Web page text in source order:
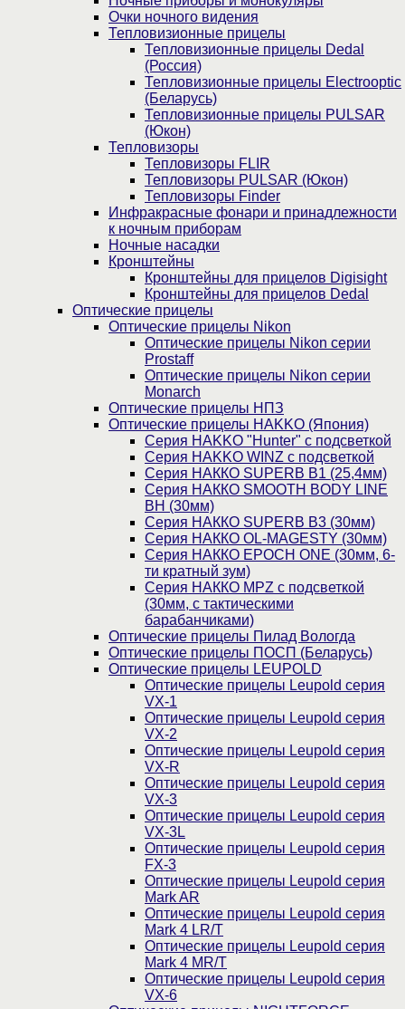
Очки ночного видения
Тепловизионные прицелы
Тепловизионные прицелы Dedal
(Россия)
Тепловизионные прицелы Electrooptic
(Беларусь)
Тепловизионные прицелы PULSAR
(Юкон)
Тепловизоры
Тепловизоры FLIR
Тепловизоры PULSAR (Юкон)
Тепловизоры Finder
Инфракрасные фонари и принадлежности
к ночным приборам
Ночные насадки
Кронштейны
Кронштейны для прицелов Digisight
Кронштейны для прицелов Dedal
Оптические прицелы
Оптические прицелы Nikon
Оптические прицелы Nikon серии
Prostaff
Оптические прицелы Nikon серии
Monarch
Оптические прицелы НПЗ
Оптические прицелы HAKKO (Япония)
Cерия HAKKO "Hunter" с подсветкой
Серия НAKKO WINZ с подсветкой
Серия НАККО SUPERB B1 (25,4мм)
Серия НАККО SMOOTH BODY LINE
BH (30мм)
Серия НАККО SUPERB B3 (30мм)
Серия НАККО OL-MAGESTY (30мм)
Серия НАККО EPOCH ONE (30мм, 6-
ти кратный зум)
Серия НАККО MPZ с подсветкой
(30мм, c тактическими
барабанчиками)
Оптические прицелы Пилад Вологда
Оптические прицелы ПОСП (Беларусь)
Оптические прицелы LEUPOLD
Оптические прицелы Leupold серия
VX-1
Оптические прицелы Leupold серия
VX-2
Оптические прицелы Leupold серия
VX-R
Оптические прицелы Leupold серия
VX-3
Оптические прицелы Leupold серия
VX-3L
Оптические прицелы Leupold серия
FX-3
Оптические прицелы Leupold серия
Mark AR
Оптические прицелы Leupold серия
Mark 4 LR/T
Оптические прицелы Leupold серия
Mark 4 MR/T
Оптические прицелы Leupold серия
VX-6